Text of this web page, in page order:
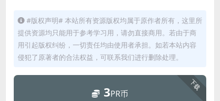
#版权声明# 本站所有资源版权均属于原作者所有，这里所
提供资源均只能用于参考学习用，请勿直接商用。若由于商
用引起版权纠纷，一切责任均由使用者承担。如若本站内容
侵犯了原著者的合法权益，可联系我们进行删除处理。
下载
3PR币